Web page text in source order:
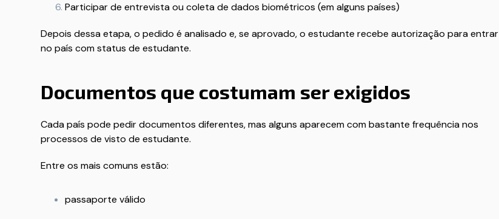
Participar de entrevista ou coleta de dados biométricos (em alguns países)
Depois dessa etapa, o pedido é analisado e, se aprovado, o estudante recebe autorização para entrar
no país com status de estudante.
Documentos que costumam ser exigidos
Cada país pode pedir documentos diferentes, mas alguns aparecem com bastante frequência nos
processos de visto de estudante.
Entre os mais comuns estão:
passaporte válido